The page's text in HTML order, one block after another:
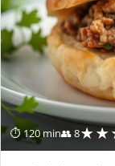
⏱ 120 min👥 8